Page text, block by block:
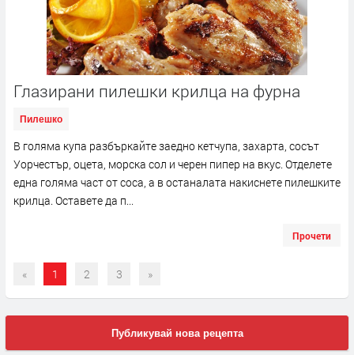
Глазирани пилешки крилца на фурна
Пилешко
В голяма купа разбъркайте заедно кетчупа, захарта, сосът
Уорчестър, оцета, морска сол и черен пипер на вкус. Отделете
една голяма част от соса, а в останалата накиснете пилешките
крилца. Оставете да п...
Прочети
« 1 2 3 »
Публикувай нова рецепта